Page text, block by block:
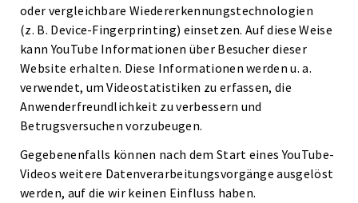
oder vergleichbare Wiedererkennungstechnologien
(z. B. Device-Fingerprinting) einsetzen. Auf diese Weise
kann YouTube Informationen über Besucher dieser
Website erhalten. Diese Informationen werden u. a.
verwendet, um Videostatistiken zu erfassen, die
Anwenderfreundlichkeit zu verbessern und
Betrugsversuchen vorzubeugen.
Gegebenenfalls können nach dem Start eines YouTube-
Videos weitere Datenverarbeitungsvorgänge ausgelöst
werden, auf die wir keinen Einfluss haben.